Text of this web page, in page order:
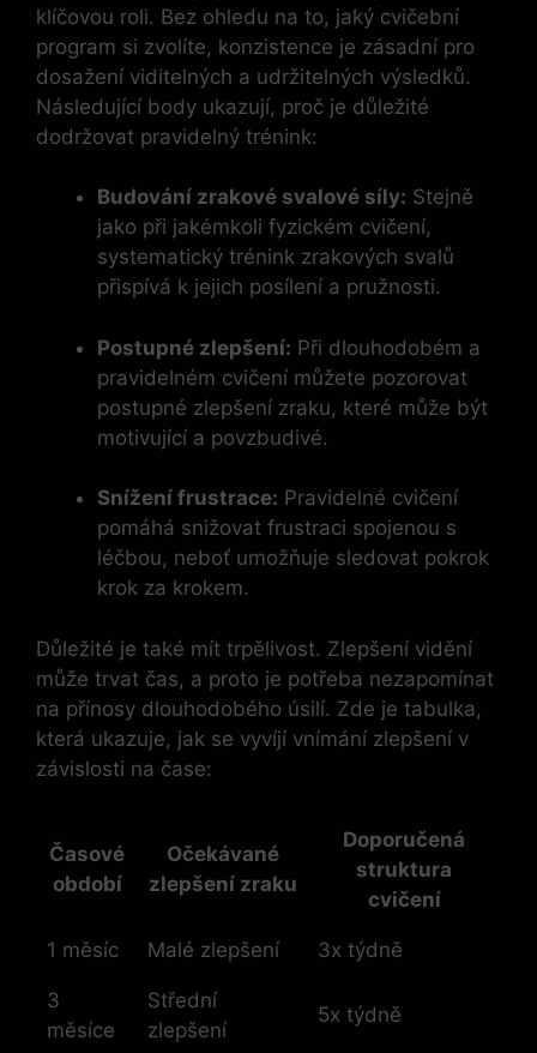
klíčovou roli. Bez ohledu na to, jaký cvičební
program si zvolíte, konzistence je zásadní pro
dosažení viditelných a udržitelných výsledků.
Následující body ukazují, proč je důležité
dodržovat pravidelný trénink:
Budování zrakové svalové síly: Stejně
jako při jakémkoli fyzickém cvičení,
systematický trénink zrakových svalů
přispívá k jejich posílení a pružnosti.
Postupné zlepšení: Při dlouhodobém a
pravidelném cvičení můžete pozorovat
postupné zlepšení zraku, které může být
motivující a povzbudivé.
Snížení frustrace: Pravidelné cvičení
pomáhá snižovat frustraci spojenou s
léčbou, neboť umožňuje sledovat pokrok
krok za krokem.
Důležité je také mít trpělivost. Zlepšení vidění
může trvat čas, a proto je potřeba nezapomínat
na přínosy dlouhodobého úsilí. Zde je tabulka,
která ukazuje, jak se vyvíjí vnímání zlepšení v
závislosti na čase:
Časové
období
Očekávané
zlepšení zraku
Doporučená
struktura
cvičení
1 měsíc Malé zlepšení 3x týdně
3
měsíce
Střední
zlepšení
5x týdně